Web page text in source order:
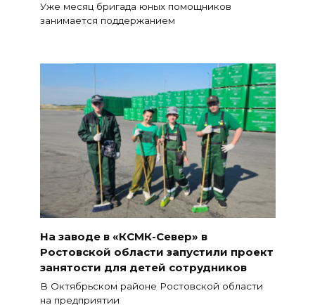
Уже месяц бригада юных помощников
занимается поддержанием
На заводе в «КСМК-Север» в
Ростовской области запустили проект
занятости для детей сотрудников
В Октябрьском районе Ростовской области
на предприятии